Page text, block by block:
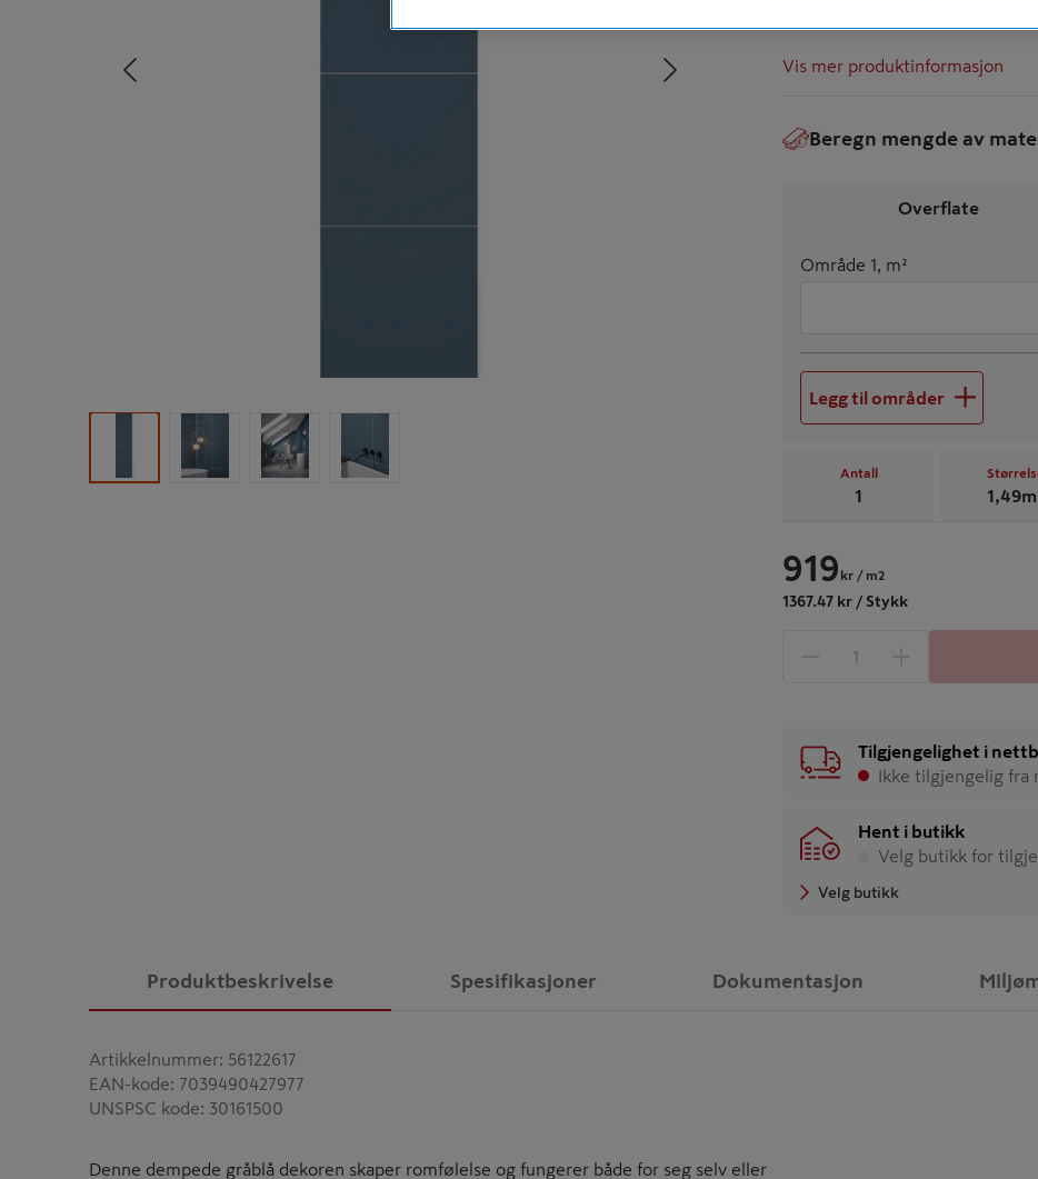
Produktbilde 2Produktbilde 3Produktbilde 4
Vis mer produktinformasjon
€ Beregn mengde av
Overflate
Område 1, m²
Legg til områder
Antall
1 1,49
919 kr / m2
1367.47 kr / Stykk
1 produkter
Tilgjengelighet i
Ikke tilgjengelig fra
Hent i butikk
Velg butikk for
Velg butikk
Produktbeskrivelse Spesifikasjoner Dokumentasjon
Artikkelnummer: 56122617
EAN-kode: 7039490427977
UNSPSC kode: 30161500
Denne dempede gråblå dekoren skaper romfølelse og fungerer både for seg selv eller